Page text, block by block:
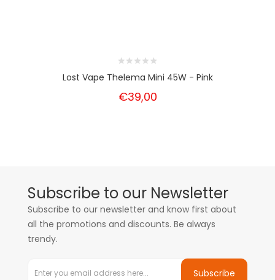
Lost Vape Thelema Mini 45W - Pink
€39,00
Subscribe to our Newsletter
Subscribe to our newsletter and know first about
all the promotions and discounts. Be always
trendy.
Subscribe